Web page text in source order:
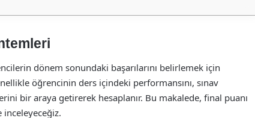
dönem sonundaki başarılarını belirlemek için
öğrencinin ders içindeki performansını, sınav
bir araya getirerek hesaplanır. Bu makalede, final puanı